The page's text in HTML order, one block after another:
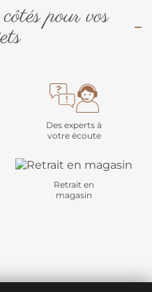
pour vos
Des experts à
votre écoute
Retrait en
magasin